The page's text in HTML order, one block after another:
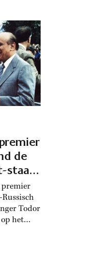
de
staat
premier
Todor
het
was zo